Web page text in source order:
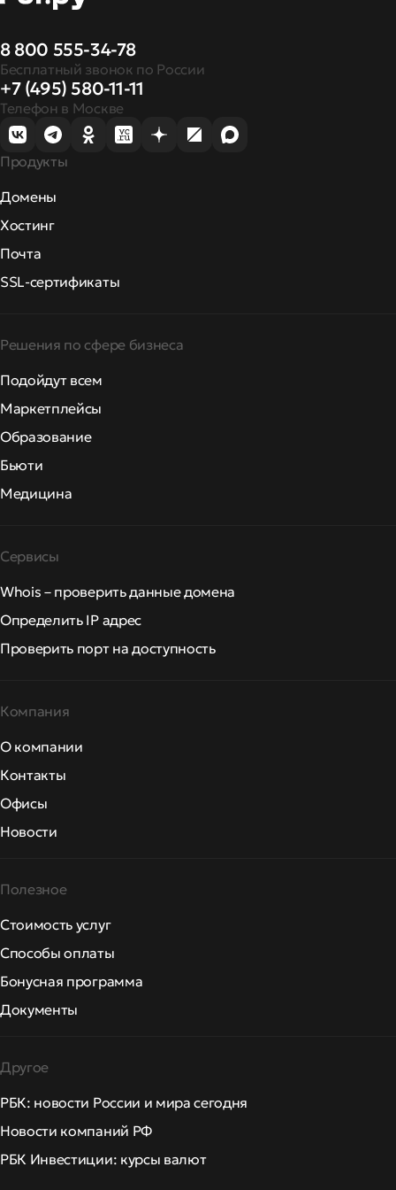
8 800 555-34-78
Бесплатный звонок по России
+7 (495) 580-11-11
Телефон в Москве
Продукты
Домены
Хостинг
Почта
SSL-сертификаты
Решения по сфере бизнеса
Подойдут всем
Маркетплейсы
Образование
Бьюти
Медицина
Сервисы
Whois – проверить данные домена
Определить IP адрес
Проверить порт на доступность
Компания
О компании
Контакты
Офисы
Новости
Полезное
Стоимость услуг
Способы оплаты
Бонусная программа
Документы
Другое
РБК: новости России и мира сегодня
Новости компаний РФ
РБК Инвестиции: курсы валют